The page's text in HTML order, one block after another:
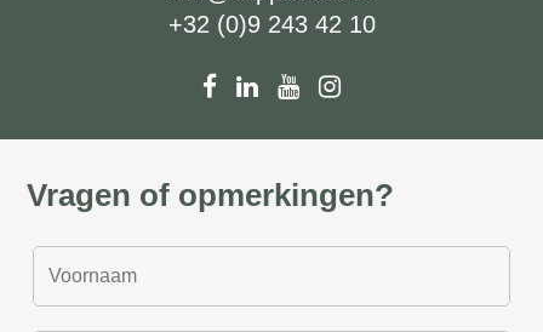
+32 (0)9 243 42 10
Vragen of opmerkingen?